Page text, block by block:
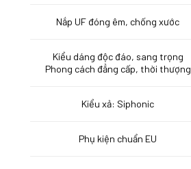
Nắp UF đóng êm, chống xước
Kiểu dáng độc đáo, sang trọng
Phong cách đẳng cấp, thời thượng
Kiểu xả: Siphonic
Phụ kiện chuẩn EU